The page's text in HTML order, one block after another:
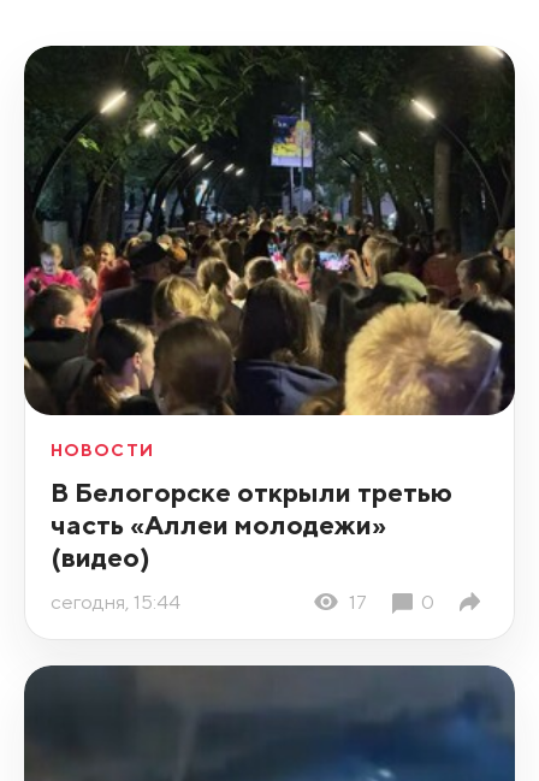
НОВОСТИ
В Белогорске открыли третью
часть «Аллеи молодежи»
(видео)
сегодня, 15:44 17 0